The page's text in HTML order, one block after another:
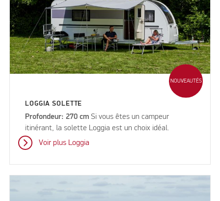
NOUVEAUTÉS
LOGGIA SOLETTE
Profondeur: 270 cm Si vous êtes un campeur
itinérant, la solette Loggia est un choix idéal.
Voir plus Loggia